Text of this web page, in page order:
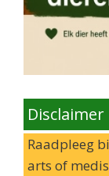
Disclaimer
Raadpleeg
arts of